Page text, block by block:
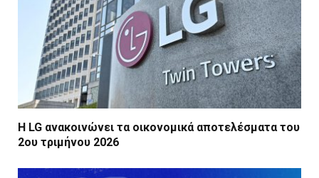
Η LG ανακοινώνει τα οικονομικά αποτελέσματα του
2ου τριμήνου 2026